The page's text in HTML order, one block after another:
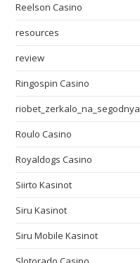
Reelson Casino
resources
review
Ringospin Casino
riobet_zerkalo_na_segodnya
Roulo Casino
Royaldogs Casino
Siirto Kasinot
Siru Kasinot
Siru Mobile Kasinot